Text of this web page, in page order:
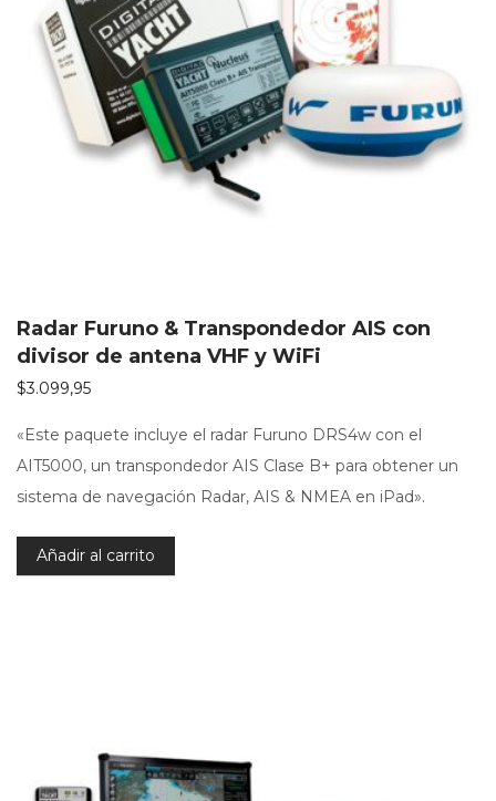
Radar Furuno & Transpondedor AIS con
divisor de antena VHF y WiFi
$3.099,95
«Este paquete incluye el radar Furuno DRS4w con el
AIT5000, un transpondedor AIS Clase B+ para obtener un
sistema de navegación Radar, AIS & NMEA en iPad».
Añadir al carrito